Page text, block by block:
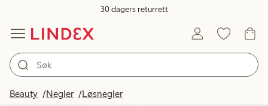
30 dagers returrett
Beauty Negler Løsnegler